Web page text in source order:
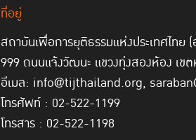
ที่อยู่
สถาบันเพื่อการยุติธรรมแห่งประเทศไทย
999 ถนนแจ้งวัฒนะ แขวงทุ่งสองห้อง เข
อีเมล: info@tijthailand.org,
โทรศัพท์ : 02-522-1199
โทรสาร : 02-522-1198